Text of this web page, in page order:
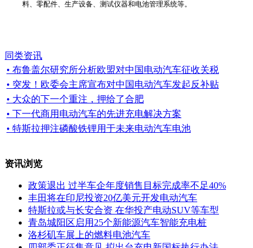
料、零配件、生产设备、测试仪器和电池管理系统等。
同类资讯
• 布鲁盖尔研究所分析欧盟对中国电动汽车征收关税
• 突发！欧委会主席宣布对中国电动汽车发起反补贴
• 大众的下一个重注，押给了合肥
• 下一代商用电动汽车的先进充电解决方案
• 特斯拉押注磷酸铁锂用于未来电动汽车电池
资讯浏览
政策退出 过半车企年度销售目标完成率不足40%
丰田将在印尼投资20亿美元开发电动汽车
特斯拉或与长安合资 在华投产电动SUV等车型
青岛城阳区启用25个新能源汽车智能充电桩
洛杉矶车展上的燃料电池汽车